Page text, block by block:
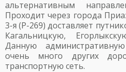
альтернативным
Проходит через города
3-я (Р-269) доставляет
Кагальницкую,
Данную
очень много других
транспортную сеть.